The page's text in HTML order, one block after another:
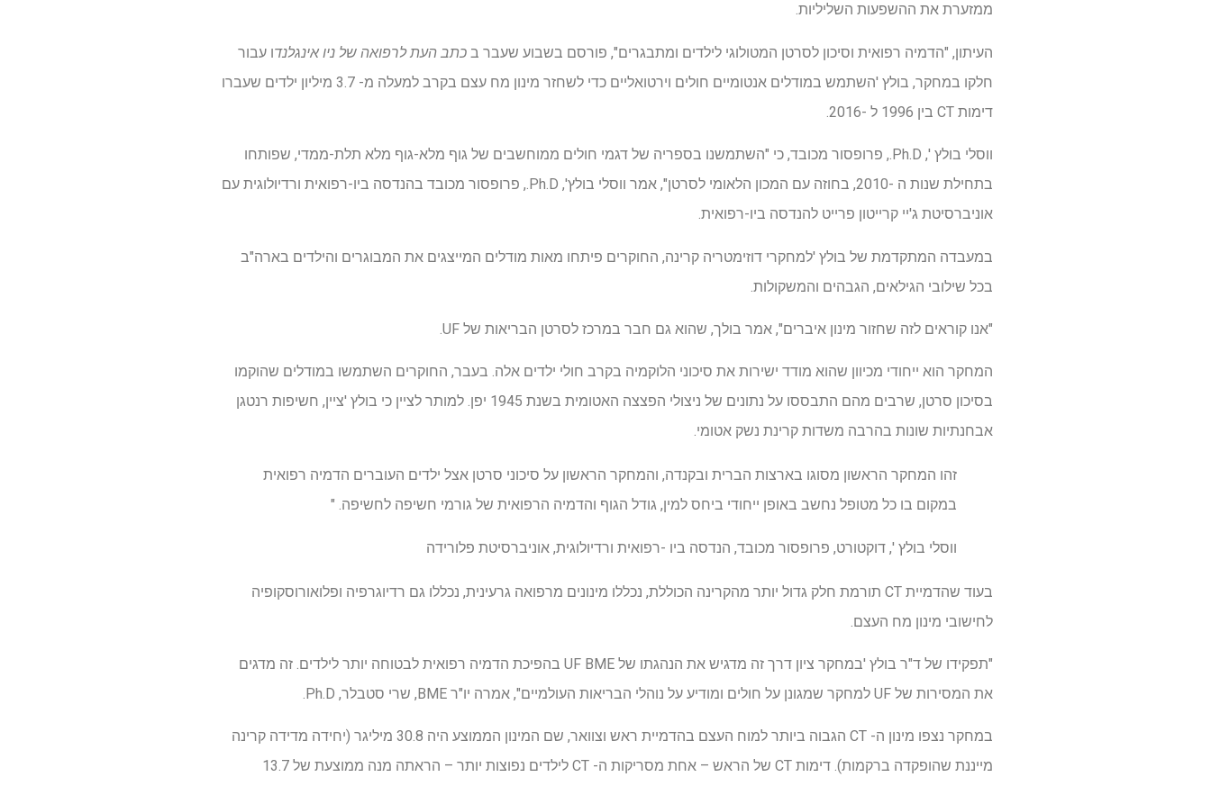
ממזערת את ההשפעות השליליות.
העיתון, "הדמיה רפואית וסיכון לסרטן המטולוגי לילדים ומתבגרים", פורסם בשבוע שעבר ב כתב העת לרפואה של ניו אינגלנדו עבור
חלקו במחקר, בולץ 'השתמש במודלים אנטומיים חולים וירטואליים כדי לשחזר מינון מח עצם בקרב למעלה מ- 3.7 מיליון ילדים שעברו
דימות CT בין 1996 ל -2016.
ווסלי בולץ ', Ph.D., פרופסור מכובד, כי "השתמשנו בספריה של דגמי חולים ממוחשבים של גוף מלא-גוף מלא תלת-ממדי, שפותחו
בתחילת שנות ה -2010, בחוזה עם המכון הלאומי לסרטן", אמר ווסלי בולץ', Ph.D., פרופסור מכובד בהנדסה ביו-רפואית ורדיולוגית עם
אוניברסיטת ג'יי קרייטון פרייט להנדסה ביו-רפואית.
במעבדה המתקדמת של בולץ 'למחקרי דוזימטריה קרינה, החוקרים פיתחו מאות מודלים המייצגים את המבוגרים והילדים בארה"ב
בכל שילובי הגילאים, הגבהים והמשקולות.
"אנו קוראים לזה שחזור מינון איברים", אמר בולך, שהוא גם חבר במרכז לסרטן הבריאות של UF.
המחקר הוא ייחודי מכיוון שהוא מודד ישירות את סיכוני הלוקמיה בקרב חולי ילדים אלה. בעבר, החוקרים השתמשו במודלים שהוקמו
בסיכון סרטן, שרבים מהם התבססו על נתונים של ניצולי הפצצה האטומית בשנת 1945 יפן. למותר לציין כי בולץ 'ציין, חשיפות רנטגן
אבחנתיות שונות בהרבה משדות קרינת נשק אטומי.
זהו המחקר הראשון מסוגו בארצות הברית ובקנדה, והמחקר הראשון על סיכוני סרטן אצל ילדים העוברים הדמיה רפואית
במקום בו כל מטופל נחשב באופן ייחודי ביחס למין, גודל הגוף והדמיה הרפואית של גורמי חשיפה לחשיפה. "
ווסלי בולץ ', דוקטורט, פרופסור מכובד, הנדסה ביו -רפואית ורדיולוגית, אוניברסיטת פלורידה
בעוד שהדמיית CT תורמת חלק גדול יותר מהקרינה הכוללת, נכללו מינונים מרפואה גרעינית, נכללו גם רדיוגרפיה ופלואורוסקופיה
לחישובי מינון מח העצם.
"תפקידו של ד"ר בולץ 'במחקר ציון דרך זה מדגיש את הנהגתו של UF BME בהפיכת הדמיה רפואית לבטוחה יותר לילדים. זה מדגים
את המסירות של UF למחקר שמגונן על חולים ומודיע על נוהלי הבריאות העולמיים", אמרה יו"ר BME, שרי סטבלר, Ph.D.
במחקר נצפו מינון ה- CT הגבוה ביותר למוח העצם בהדמיית ראש וצוואר, שם המינון הממוצע היה 30.8 מיליגר (יחידה מדידה קרינה
מייננת שהופקדה ברקמות). דימות CT של הראש – אחת מסריקות ה- CT לילדים נפוצות יותר – הראתה מנה ממוצעת של 13.7